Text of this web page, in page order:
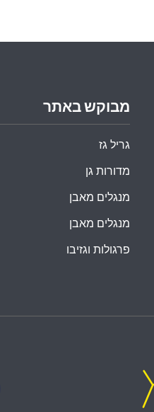
מבוקש באתר
גריל גז
מדורות גן
מנגלים מאבן
מנגלים מאבן
פרגולות וגזיבו